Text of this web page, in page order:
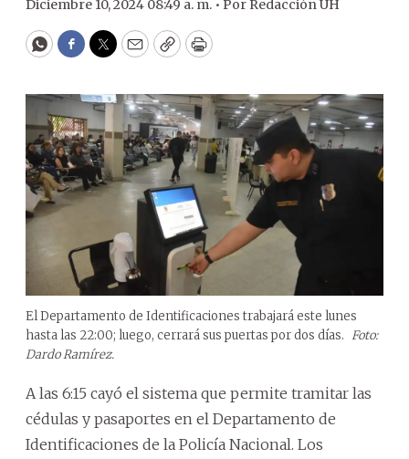
Diciembre 10, 2024 08:49 a. m. • Por Redacción ÚH
WhatsApp
Facebook
Twitter
EmailCopyPrint
El Departamento de Identificaciones trabajará este lunes
hasta las 22:00; luego, cerrará sus puertas por dos días. Foto:
Dardo Ramírez.
A las 6:15 cayó el sistema que permite tramitar las
cédulas y pasaportes en el Departamento de
Identificaciones de la Policía Nacional. Los